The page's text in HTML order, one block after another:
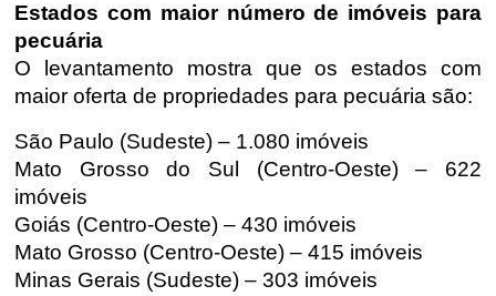
Estados com maior número de imóveis para
pecuária
O levantamento mostra que os estados com
maior oferta de propriedades para pecuária são:
São Paulo (Sudeste) – 1.080 imóveis
Mato Grosso do Sul (Centro-Oeste) – 622
imóveis
Goiás (Centro-Oeste) – 430 imóveis
Mato Grosso (Centro-Oeste) – 415 imóveis
Minas Gerais (Sudeste) – 303 imóveis